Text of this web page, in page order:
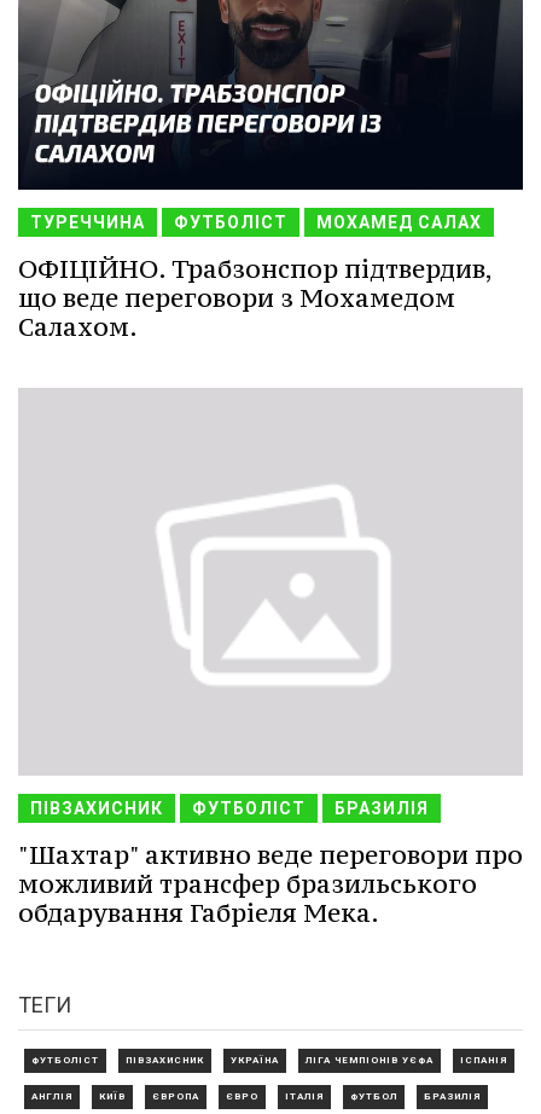
ТУРЕЧЧИНА ФУТБОЛІСТ МОХАМЕД САЛАХ
ОФІЦІЙНО. Трабзонспор підтвердив,
що веде переговори з Мохамедом
Салахом.
ПІВЗАХИСНИК ФУТБОЛІСТ БРАЗИЛІЯ
"Шахтар" активно веде переговори про
можливий трансфер бразильського
обдарування Габріеля Мека.
ТЕГИ
ФУТБОЛІСТ ПІВЗАХИСНИК УКРАЇНА ЛІГА ЧЕМПІОНІВ УЄФА ІСПАНІЯ
АНГЛІЯ КИЇВ ЄВРОПА ЄВРО ІТАЛІЯ ФУТБОЛ БРАЗИЛІЯ